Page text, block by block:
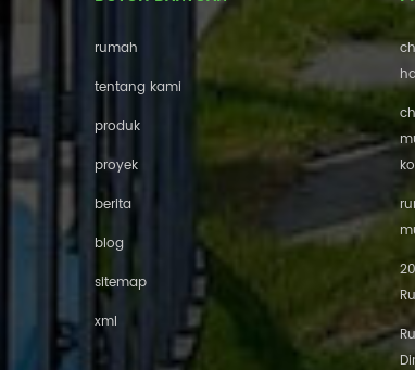
rumah
tentang kami
produk
proyek
berita
blog
sitemap
xml